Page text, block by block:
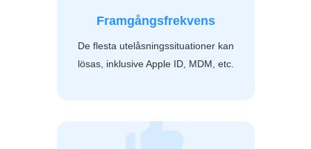
Framgångsfrekvens
De flesta utelåsningssituationer kan
lösas, inklusive Apple ID, MDM, etc.